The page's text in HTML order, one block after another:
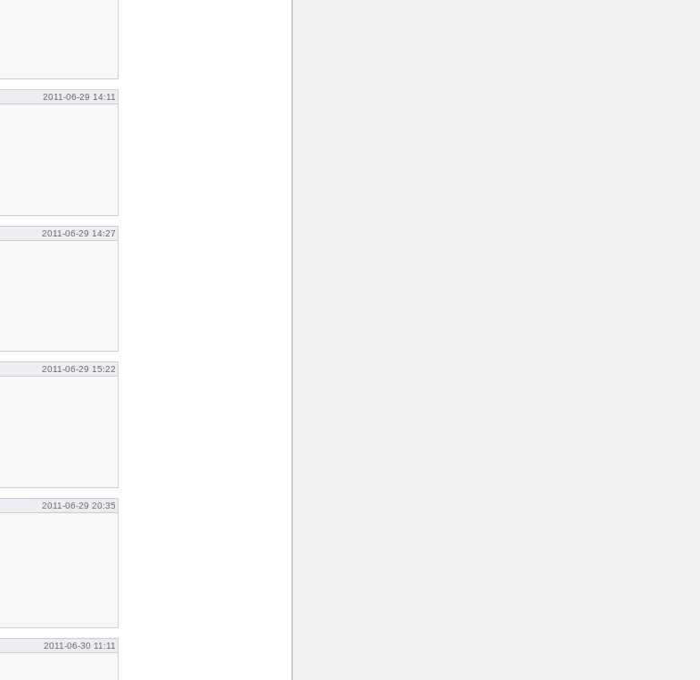
2011-06-29 14:11
2011-06-29 14:27
2011-06-29 15:22
2011-06-29 20:35
2011-06-30 11:11